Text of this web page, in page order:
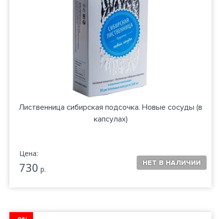
Лиственница сибирская подсочка. Новые сосуды (в
капсулах)
Цена:
730 р.